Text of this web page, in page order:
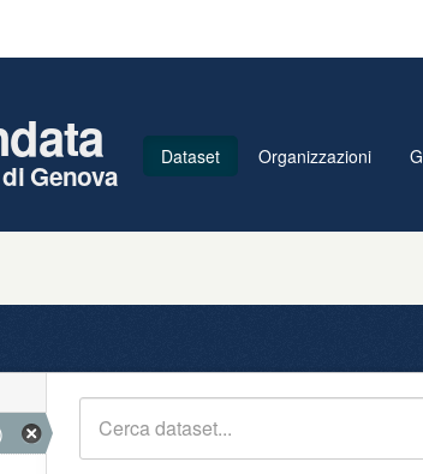
Genova
Dataset Organizzazioni